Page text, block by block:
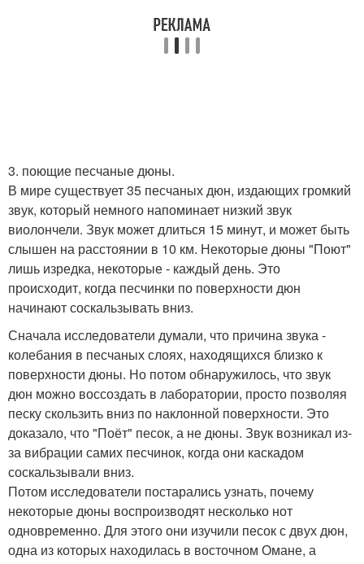
3. поющие песчаные дюны.
В мире существует 35 песчаных дюн, издающих громкий
звук, который немного напоминает низкий звук
виолончели. Звук может длиться 15 минут, и может быть
слышен на расстоянии в 10 км. Некоторые дюны "Поют"
лишь изредка, некоторые - каждый день. Это
происходит, когда песчинки по поверхности дюн
начинают соскальзывать вниз.
Сначала исследователи думали, что причина звука -
колебания в песчаных слоях, находящихся близко к
поверхности дюны. Но потом обнаружилось, что звук
дюн можно воссоздать в лаборатории, просто позволяя
песку скользить вниз по наклонной поверхности. Это
доказало, что "Поёт" песок, а не дюны. Звук возникал из-
за вибрации самих песчинок, когда они каскадом
соскальзывали вниз.
Потом исследователи постарались узнать, почему
некоторые дюны воспроизводят несколько нот
одновременно. Для этого они изучили песок с двух дюн,
одна из которых находилась в восточном Омане, а